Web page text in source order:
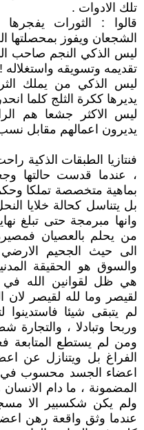
تلك الادوات .
قالوا : الثورات
الشجعان ويفوز بمحصلتها
ليس الذكي النجم صاحب
تقديمه وتسويقه واستغلاله !
ليس الذكي من يملك
يديرها ككرة الثلج كلما
ليس الاكثر جشعا هم
يديرون اعمالهم مقابل
فنتازيا الطبقات الذكية
، عندما قدست حالتها
بماهية متخصصة تملكا
بل يتناسل كحالة خلايا
وانها مبرمجة حتى تبلغ
من يحلم بالعصيان
الى حيث الجحيم
والسوق هو الحقيقة
هي ظل لقوانين الله في
لقيصر وما لله لقيصر لان
لم يتبقى شيئا فاستدينوا
وربحا وتبادلا ، والتجارة
ومن لم يستطع المتابعة
الفراغ بل ويتنازل عن
اعضاء الجسد محسوب
المضمونة ، ما دام
ولم يكن شكسبير الا
عندما وثق واقعة رهن